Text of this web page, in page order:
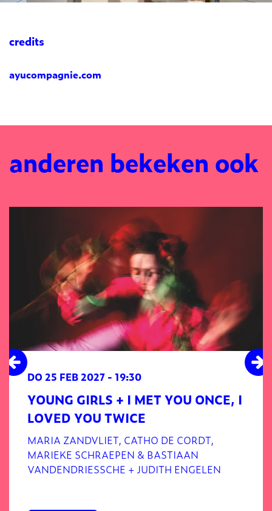
credits
ayucompagnie.com
anderen bekeken ook
YOUNG GIRLS + I MET YOU ONCE, I
LOVED YOU TWICE
MARIA ZANDVLIET, CATHO DE CORDT,
MARIEKE SCHRAEPEN & BASTIAAN
VANDENDRIESSCHE + JUDITH ENGELEN
DO 25 FEB 2027 - 19:30